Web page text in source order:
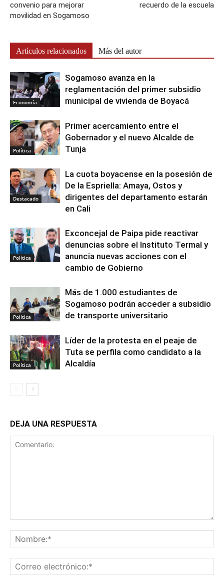
convenio para mejorar
movilidad en Sogamoso
recuerdo de la escuela
Artículos relacionados Más del autor
Economía
Sogamoso avanza en la
reglamentación del primer subsidio
municipal de vivienda de Boyacá
Política
Primer acercamiento entre el
Gobernador y el nuevo Alcalde de
Tunja
Destacado
La cuota boyacense en la posesión de
De la Espriella: Amaya, Ostos y
dirigentes del departamento estarán
en Cali
Política
Exconcejal de Paipa pide reactivar
denuncias sobre el Instituto Termal y
anuncia nuevas acciones con el
cambio de Gobierno
Política
Más de 1.000 estudiantes de
Sogamoso podrán acceder a subsidio
de transporte universitario
Política
Líder de la protesta en el peaje de
Tuta se perfila como candidato a la
Alcaldía
DEJA UNA RESPUESTA